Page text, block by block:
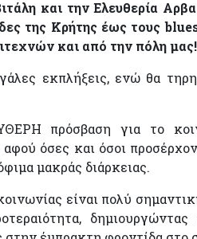
και την Ελευθερία
της Κρήτης έως τους
και από την πόλη μας!
εκπλήξεις, ενώ θα
πρόσβαση για το
όσες και όσοι
μακράς διάρκειας.
είναι πολύ
δημιουργώντας